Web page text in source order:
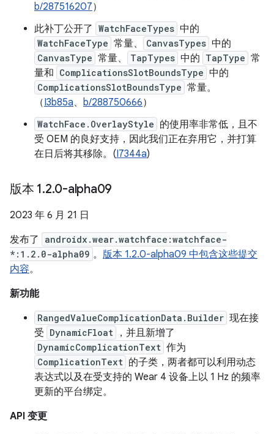
b/287516207）
此补丁公开了 WatchFaceTypes 中的
WatchFaceType 常量、 CanvasTypes 中的
CanvasType 常量、 TapTypes 中的 TapType 常
量和 ComplicationsSlotBoundsType 中的
ComplicationsSlotBoundsType 常量。
（I3b85a、 b/288750666）
WatchFace.OverlayStyle 的使用率非常低，且不
受 OEM 的良好支持，因此我们正在弃用它，并打算
在日后将其移除。(I7344a)
版本 1.2.0-alpha09
2023 年 6 月 21 日
发布了
androidx.wear.watchface:watchface-
*:1.2.0-alpha09 。 版本 1.2.0-alpha09 中包含这些提交
内容。
新功能
RangedValueComplicationData.Builder 现在接
受 DynamicFloat ，并且新增了
DynamicComplicationText 作为
ComplicationText 的子类，两者都可以利用动态
表达式以及在受支持的 Wear 4 设备上以 1 Hz 的频率
更新的平台绑定。
API 变更